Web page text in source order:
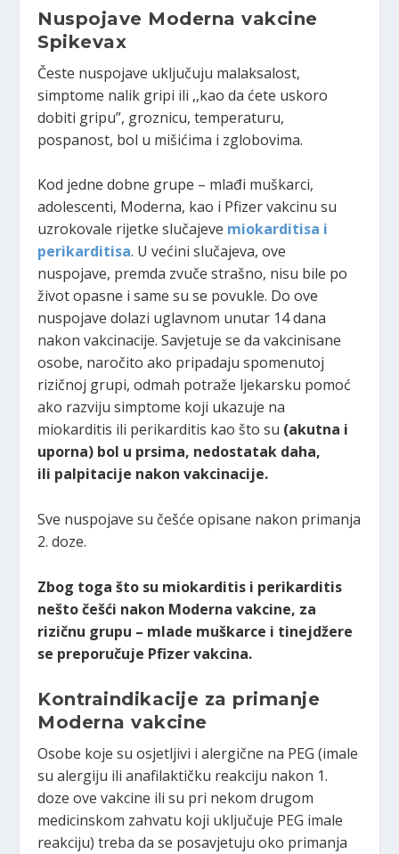
Nuspojave Moderna vakcine
Spikevax
Česte nuspojave uključuju malaksalost,
simptome nalik gripi ili ,,kao da ćete uskoro
dobiti gripu”, groznicu, temperaturu,
pospanost, bol u mišićima i zglobovima.
Kod jedne dobne grupe – mlađi muškarci,
adolescenti, Moderna, kao i Pfizer vakcinu su
uzrokovale rijetke slučajeve miokarditisa i
perikarditisa. U većini slučajeva, ove
nuspojave, premda zvuče strašno, nisu bile po
život opasne i same su se povukle. Do ove
nuspojave dolazi uglavnom unutar 14 dana
nakon vakcinacije. Savjetuje se da vakcinisane
osobe, naročito ako pripadaju spomenutoj
rizičnoj grupi, odmah potraže ljekarsku pomoć
ako razviju simptome koji ukazuje na
miokarditis ili perikarditis kao što su (akutna i
uporna) bol u prsima, nedostatak daha,
ili palpitacije nakon vakcinacije.
Sve nuspojave su češće opisane nakon primanja
2. doze.
Zbog toga što su miokarditis i perikarditis
nešto češći nakon Moderna vakcine, za
rizičnu grupu – mlade muškarce i tinejdžere
se preporučuje Pfizer vakcina.
Kontraindikacije za primanje
Moderna vakcine
Osobe koje su osjetljivi i alergične na PEG (imale
su alergiju ili anafilaktičku reakciju nakon 1.
doze ove vakcine ili su pri nekom drugom
medicinskom zahvatu koji uključuje PEG imale
reakciju) treba da se posavjetuju oko primanja